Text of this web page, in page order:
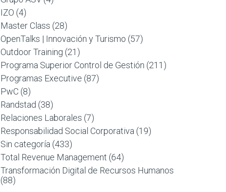
IZO (4)
Master Class (28)
OpenTalks | Innovación y Turismo (57)
Outdoor Training (21)
Programa Superior Control de Gestión (211)
Programas Executive (87)
PwC (8)
Randstad (38)
Relaciones Laborales (7)
Responsabilidad Social Corporativa (19)
Sin categoría (433)
Total Revenue Management (64)
Transformación Digital de Recursos Humanos
(88)